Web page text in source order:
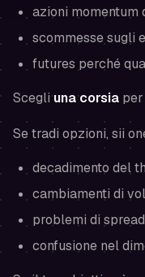
azioni momentum
scommesse sugli
futures perché
Scegliuna corsia
Se tradi opzioni, sii
decadimento del
cambiamenti di
problemi di
confusione nel